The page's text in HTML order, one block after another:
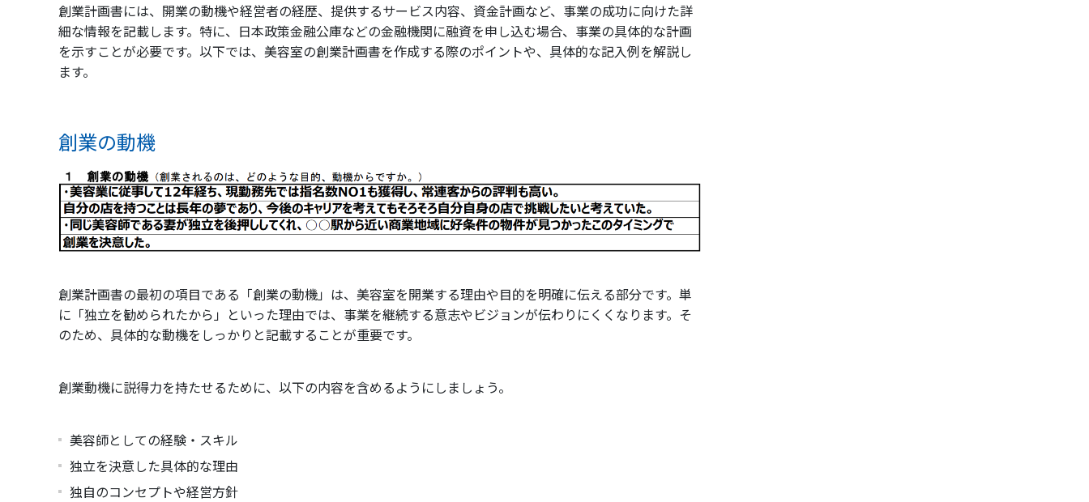
創業計画書には、開業の動機や経営者の経歴、提供するサービス内容、資金計画など、事業の成功に向けた詳
細な情報を記載します。特に、日本政策金融公庫などの金融機関に融資を申し込む場合、事業の具体的な計画
を示すことが必要です。以下では、美容室の創業計画書を作成する際のポイントや、具体的な記入例を解説し
ます。
創業の動機
創業計画書の最初の項目である「創業の動機」は、美容室を開業する理由や目的を明確に伝える部分です。単
に「独立を勧められたから」といった理由では、事業を継続する意志やビジョンが伝わりにくくなります。そ
のため、具体的な動機をしっかりと記載することが重要です。
創業動機に説得力を持たせるために、以下の内容を含めるようにしましょう。
美容師としての経験・スキル
独立を決意した具体的な理由
独自のコンセプトや経営方針